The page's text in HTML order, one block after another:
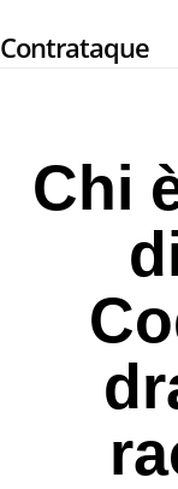
to
Contrataque
Chi